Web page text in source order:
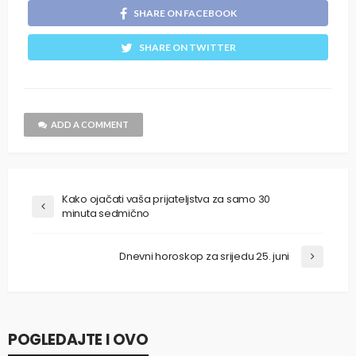
SHARE ON FACEBOOK
SHARE ON TWITTER
ADD A COMMENT
Kako ojačati vaša prijateljstva za samo 30
minuta sedmično
Dnevni horoskop za srijedu 25. juni
POGLEDAJTE I OVO